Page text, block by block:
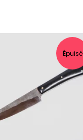
Épuisé